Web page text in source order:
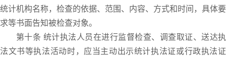
统计机构名称，检查的依据、范围、内容、方式和时间，具体要
求等书面告知被检查对象。
第十条 统计执法人员在进行监督检查、调查取证、送达执
法文书等执法活动时，应当主动出示统计执法证或行政执法证